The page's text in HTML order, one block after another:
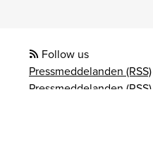
Follow us
Pressmeddelanden (RSS)
Pressmeddelanden (RSS)